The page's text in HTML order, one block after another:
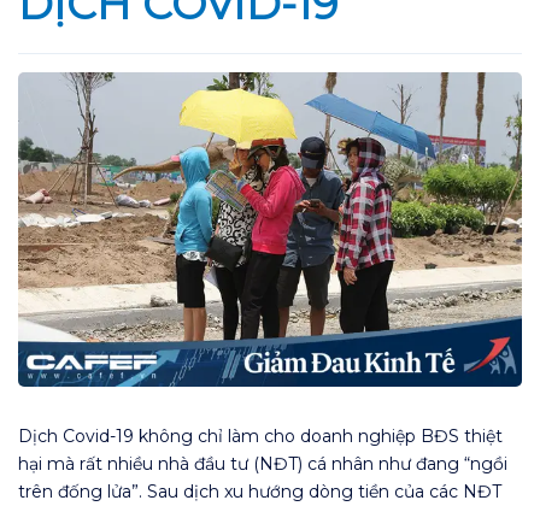
Dịch Covid-19 không chỉ làm cho doanh nghiệp BĐS thiệt
hại mà rất nhiều nhà đầu tư (NĐT) cá nhân như đang “ngồi
trên đống lửa”. Sau dịch xu hướng dòng tiền của các NĐT